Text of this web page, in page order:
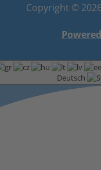
ES WAR EINMAL…
MITTEILUNGEN
Copyright ©
Deutsch